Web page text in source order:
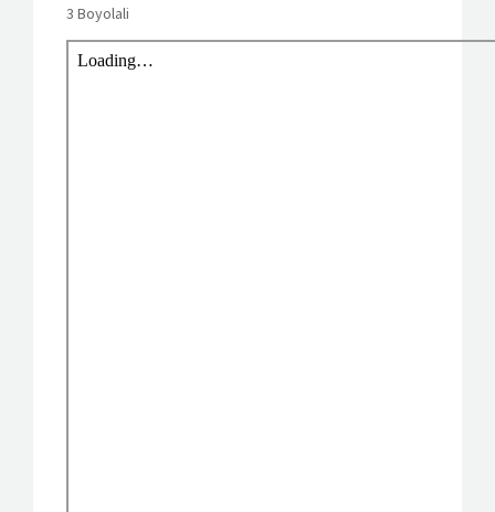
KEGIATAN
HUMAS
3 Boyolali